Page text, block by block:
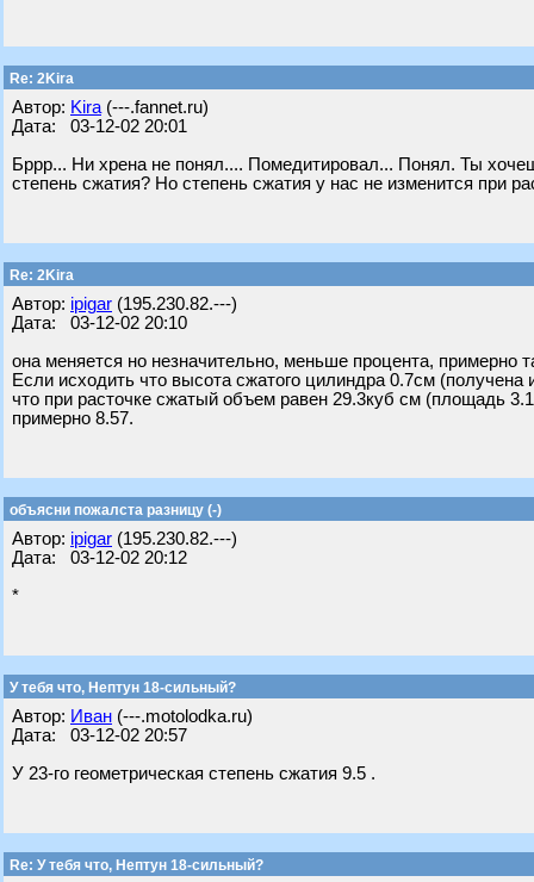
Re: 2Kira
Автор: Kira (---.fannet.ru)
Дата: 03-12-02 20:01
Бррр... Ни хрена не понял.... Помедитировал... Понял. Ты
степень сжатия? Но степень сжатия у нас не изменится при
Re: 2Kira
Автор: ipigar (195.230.82.---)
Дата: 03-12-02 20:10
она меняется но незначительно, меньше процента, примерно
Если исходить что высота сжатого цилиндра 0.7см
что при расточке сжатый объем равен 29.3куб см (площадь
примерно 8.57.
объясни пожалста разницу (-)
Автор: ipigar (195.230.82.---)
Дата: 03-12-02 20:12
*
У тебя что, Нептун 18-сильный?
Автор: Иван (---.motolodka.ru)
Дата: 03-12-02 20:57
У 23-го геометрическая степень сжатия 9.5 .
Re: У тебя что, Нептун 18-сильный?